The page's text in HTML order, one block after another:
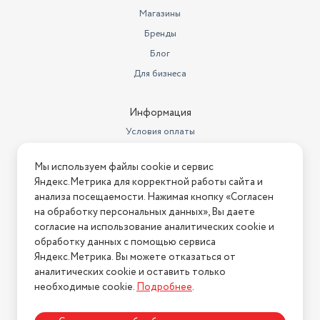
Магазины
Бренды
Блог
Для бизнеса
Информация
Условия оплаты
Условия возврата
Нашли ошибку на сайте? Напишите нам
2026 © Интернет-магазин "АстМаркет". У нас есть всё!
Политика конфиденциальности
Мы используем файлы cookie и сервис
Яндекс.Метрика для корректной работы сайта и
анализа посещаемости. Нажимая кнопку «Согласен
на обработку персональных данных», Вы даете
согласие на использование аналитических cookie и
обработку данных с помощью сервиса
Яндекс.Метрика. Вы можете отказаться от
аналитических cookie и оставить только
необходимые cookie.Подробнее.